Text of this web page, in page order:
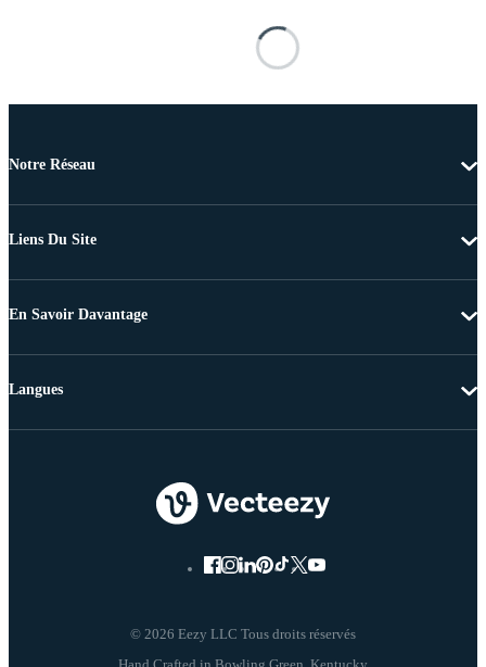
Notre Réseau
Liens Du Site
En Savoir Davantage
© 2026 Eezy LLC Tous droits réservés
Langues